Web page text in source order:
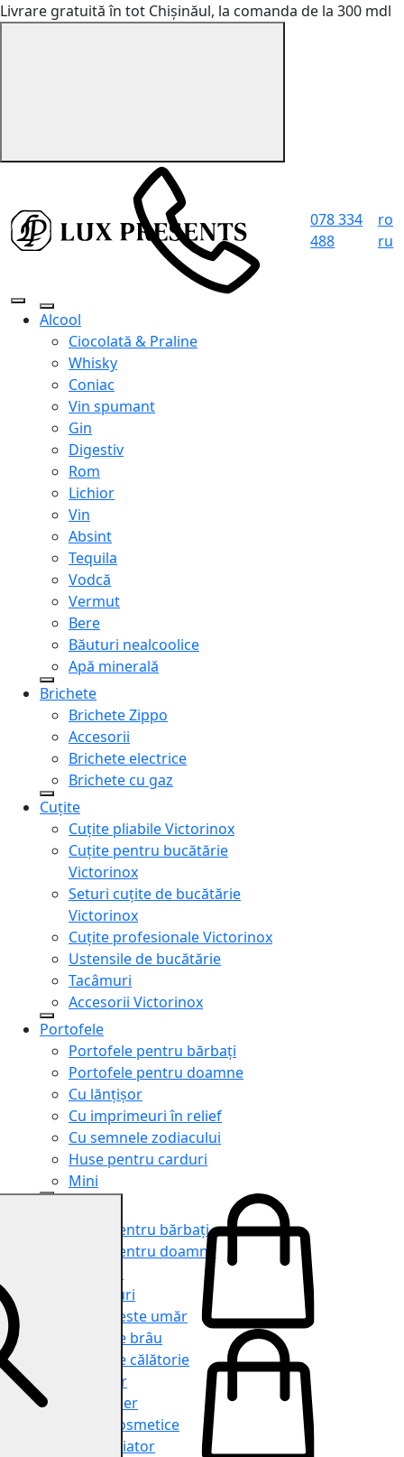
Livrare gratuită în tot Chișinăul, la comanda de la 300 mdl
078 334
488
ro
ru
Alcool
Ciocolată & Praline
Whisky
Coniac
Vin spumant
Gin
Digestiv
Rom
Lichior
Vin
Absint
Tequila
Vodcă
Vermut
Bere
Băuturi nealcoolice
Apă minerală
Brichete
Brichete Zippo
Accesorii
Brichete electrice
Brichete cu gaz
Cuțite
Cuțite pliabile Victorinox
Cuțite pentru bucătărie
Victorinox
Seturi cuțite de bucătărie
Victorinox
Cuțite profesionale Victorinox
Ustensile de bucătărie
Tacâmuri
Accesorii Victorinox
Portofele
Portofele pentru bărbați
Portofele pentru doamne
Cu lănțișor
Cu imprimeuri în relief
Cu semnele zodiacului
Huse pentru carduri
Mini
Genți pentru bărbați
Genți pentru doamne
Serviete
Rucsacuri
Genți peste umăr
Genți de brâu
Genți de călătorie
Shopper
Organiser
Truse cosmetice
Seria Aviator